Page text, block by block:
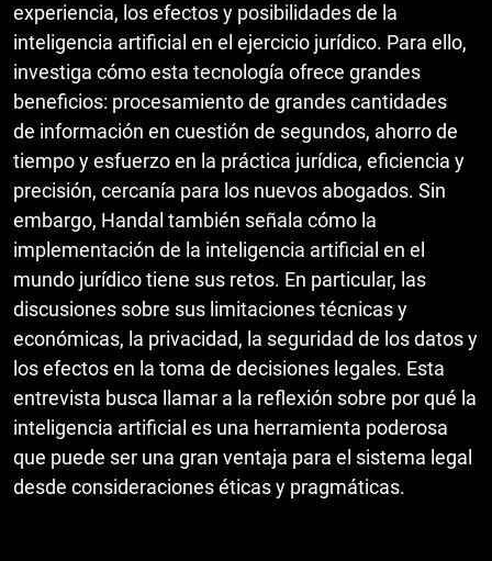
experiencia, los efectos y posibilidades de la
inteligencia artificial en el ejercicio jurídico. Para ello,
investiga cómo esta tecnología ofrece grandes
beneficios: procesamiento de grandes cantidades
de información en cuestión de segundos, ahorro de
tiempo y esfuerzo en la práctica jurídica, eficiencia y
precisión, cercanía para los nuevos abogados. Sin
embargo, Handal también señala cómo la
implementación de la inteligencia artificial en el
mundo jurídico tiene sus retos. En particular, las
discusiones sobre sus limitaciones técnicas y
económicas, la privacidad, la seguridad de los datos y
los efectos en la toma de decisiones legales. Esta
entrevista busca llamar a la reflexión sobre por qué la
inteligencia artificial es una herramienta poderosa
que puede ser una gran ventaja para el sistema legal
desde consideraciones éticas y pragmáticas.